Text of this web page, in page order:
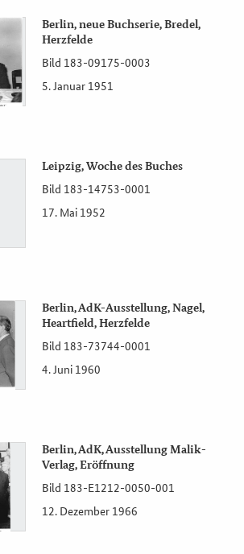
Berlin, neue Buchserie, Bredel,
Herzfelde
Bild 183-09175-0003
5. Januar 1951
Leipzig, Woche des Buches
Bild 183-14753-0001
17. Mai 1952
Berlin, AdK-Ausstellung, Nagel,
Heartfield, Herzfelde
Bild 183-73744-0001
4. Juni 1960
Berlin, AdK, Ausstellung Malik-
Verlag, Eröffnung
Bild 183-E1212-0050-001
12. Dezember 1966